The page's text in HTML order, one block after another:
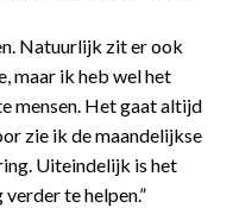
Natuurlijk zit er ook
maar ik heb wel het
mensen. Het gaat altijd
zie ik de maandelijkse
Uiteindelijk is het
te helpen.”